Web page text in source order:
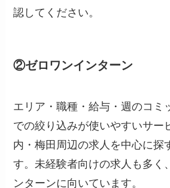
認してください。
②ゼロワンインターン
エリア・職種・給与・週のコミ
での絞り込みが使いやすいサー
内・梅田周辺の求人を中心に探
す。未経験者向けの求人も多く
ンターンに向いています。